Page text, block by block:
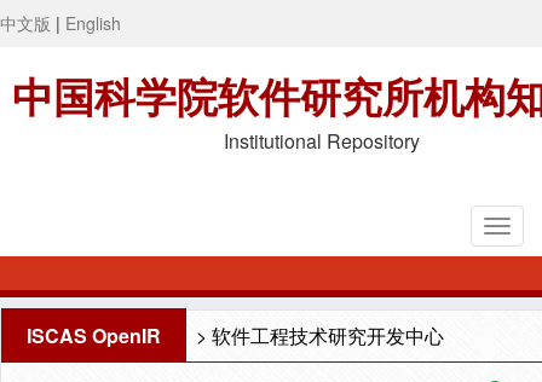
中文版 | English
中国科学院软件研究所机构
Institutional Repository
ISCAS OpenIR > 软件工程技术研究开发中心